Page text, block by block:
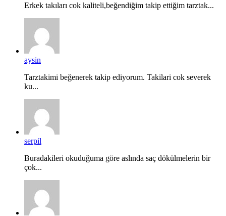
Erkek takıları cok kaliteli,beğendiğim takip ettiğim tarztak...
aysin
Tarztakimi beğenerek takip ediyorum. Takilari cok severek
ku...
serpil
Buradakileri okuduğuma göre aslında saç dökülmelerin bir
çok...